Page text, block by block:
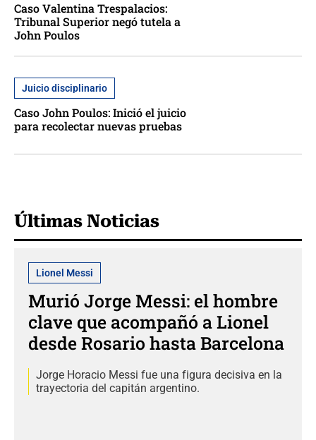
Caso Valentina Trespalacios:
Tribunal Superior negó tutela a
John Poulos
Juicio disciplinario
Caso John Poulos: Inició el juicio
para recolectar nuevas pruebas
Últimas Noticias
Lionel Messi
Murió Jorge Messi: el hombre
clave que acompañó a Lionel
desde Rosario hasta Barcelona
Jorge Horacio Messi fue una figura decisiva en la
trayectoria del capitán argentino.